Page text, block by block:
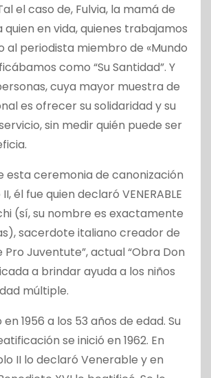
el caso de, Fulvia, la mamá de
quien en vida, quienes trabajamos
al periodista miembro de «Mundo
como “Su Santidad”. Y
cuya mayor muestra de
es ofrecer su solidaridad y su
sin medir quién puede ser
esta ceremonia de canonización
él fue quien declaró VENERABLE
(sí, su nombre es exactamente
sacerdote italiano creador de
Pro Juventute”, actual “Obra Don
a brindar ayuda a los niños
múltiple.
1956 a los 53 años de edad. Su
se inició en 1962. En
II lo declaró Venerable y en